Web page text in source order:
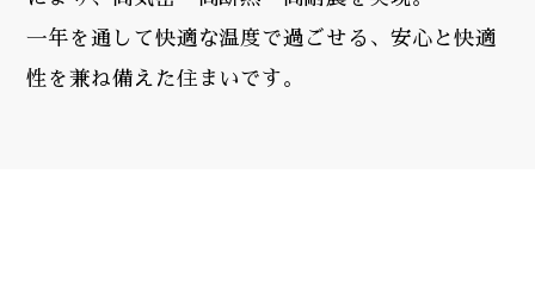
一年を通して快適な温度で過ごせる、安心と快適
性を兼ね備えた住まいです。